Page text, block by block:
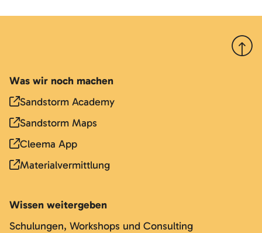
Nach
Was wir noch machen
Sandstorm Academy
Sandstorm Maps
Cleema App
Materialvermittlung
Wissen weitergeben
Schulungen, Workshops und Consulting